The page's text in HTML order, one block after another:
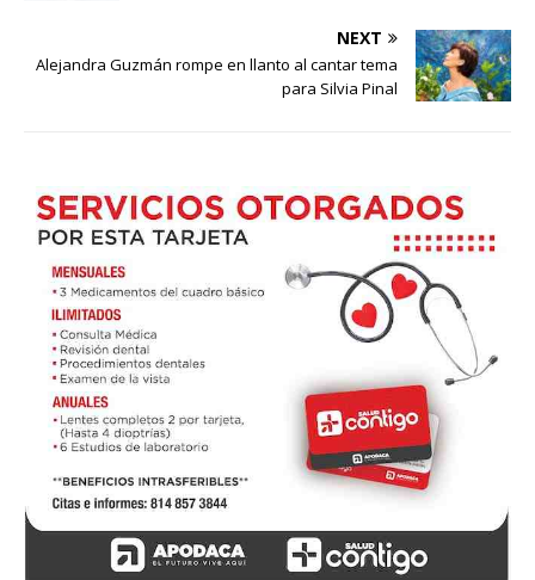
NEXT
Alejandra Guzmán rompe en llanto al cantar tema
para Silvia Pinal